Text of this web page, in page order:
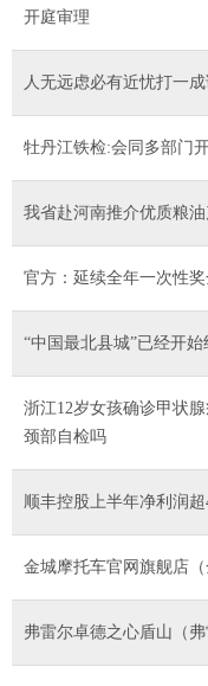
开庭审理
人无远虑必有近忧打一
牡丹江铁检:会同多部门
我省赴河南推介优质粮油
官方：延续全年一次性
“中国最北县城”已经开
浙江12岁女孩确诊甲状
颈部自检吗
顺丰控股上半年净利润超
金城摩托车官网旗舰店（
弗雷尔卓德之心盾山（弗